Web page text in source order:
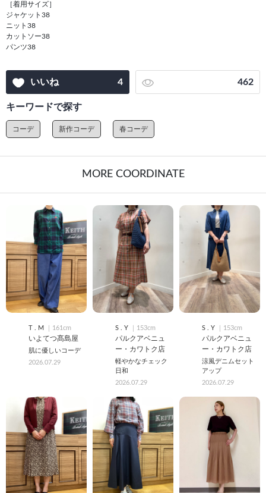
［着用サイズ］
ジャケット38
ニット38
カットソー38
パンツ38
いいね 4 462
キーワードで探す
コーデ 新作コーデ 春コーデ
MORE COORDINATE
T . M ｜161cm
いよてつ髙島屋
肌に優しいコーデ
2026.07.29
S . Y ｜153cm
パルクアベニュ
ー・カワトク店
軽やかなチェック
日和
2026.07.29
S . Y ｜153cm
パルクアベニュ
ー・カワトク店
涼風デニムセット
アップ
2026.07.29